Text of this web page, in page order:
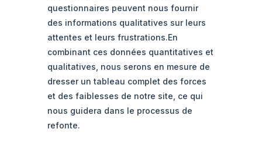
questionnaires peuvent nous fournir
des informations qualitatives sur leurs
attentes et leurs frustrations.En
combinant ces données quantitatives et
qualitatives, nous serons en mesure de
dresser un tableau complet des forces
et des faiblesses de notre site, ce qui
nous guidera dans le processus de
refonte.